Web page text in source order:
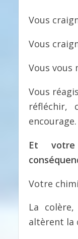
Vous
Vous
Vous vous
Vous
réfléchir,
encourage.
Et
Votre
La
altèrent la